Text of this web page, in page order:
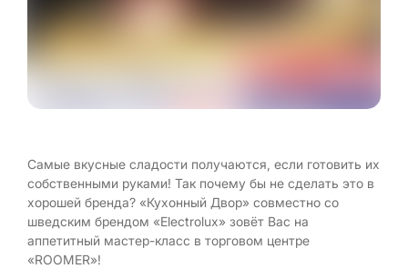
Самые вкусные сладости получаются, если готовить их
собственными руками! Так почему бы не сделать это в
хорошей бренда? «Кухонный Двор» совместно со
шведским брендом «Electrolux» зовёт Вас на
аппетитный мастер-класс в торговом центре
«ROOMER»!